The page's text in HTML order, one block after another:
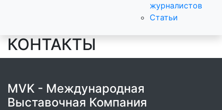
журналистов
Статьи
КОНТАКТЫ
MVK - Международная
Выставочная Компания